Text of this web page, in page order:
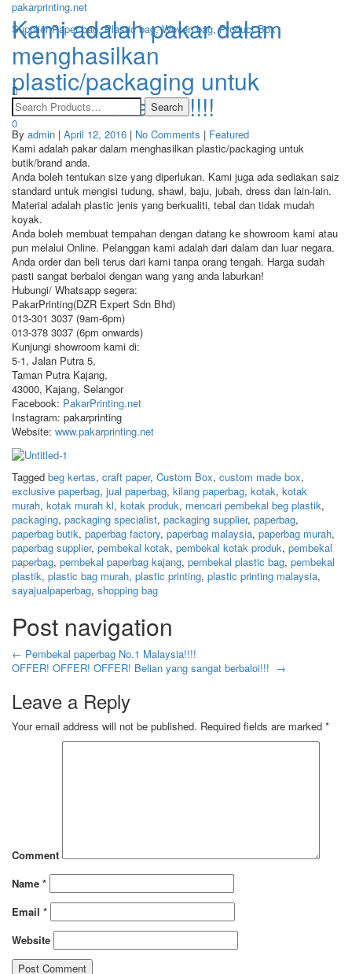
pakarprinting.net
Supplier Paper bag, Plastic bag, Woven bag, Product Box
0
Kami adalah pakar dalam
menghasilkan
plastic/packaging untuk
butik/brand anda!!!!
By admin | April 12, 2016 | No Comments | Featured
Kami adalah pakar dalam menghasilkan plastic/packaging untuk
butik/brand anda.
Anda boleh tentukan size yang diperlukan. Kami juga ada sediakan saiz
standard untuk mengisi tudung, shawl, baju, jubah, dress dan lain-lain.
Material adalah plastic jenis yang berkualiti, tebal dan tidak mudah
koyak.
Anda boleh membuat tempahan dengan datang ke showroom kami atau
pun melalui Online. Pelanggan kami adalah dari dalam dan luar negara.
Anda order dan beli terus dari kami tanpa orang tengah. Harga sudah
pasti sangat berbaloi dengan wang yang anda laburkan!
Hubungi/ Whatsapp segera:
PakarPrinting(DZR Expert Sdn Bhd)
013-301 3037 (9am-6pm)
013-378 3037 (6pm onwards)
Kunjungi showroom kami di:
5-1, Jalan Putra 5,
Taman Putra Kajang,
43000, Kajang, Selangor
Facebook: PakarPrinting.net
Instagram: pakarprinting
Website: www.pakarprinting.net
Tagged beg kertas, craft paper, Custom Box, custom made box,
exclusive paperbag, jual paperbag, kilang paperbag, kotak, kotak
murah, kotak murah kl, kotak produk, mencari pembekal beg plastik,
packaging, packaging specialist, packaging supplier, paperbag,
paperbag butik, paperbag factory, paperbag malaysia, paperbag murah,
paperbag supplier, pembekal kotak, pembekal kotak produk, pembekal
paperbag, pembekal paperbag kajang, pembekal plastic bag, pembekal
plastik, plastic bag murah, plastic printing, plastic printing malaysia,
sayajualpaperbag, shopping bag
Post navigation
← Pembekal paperbag No.1 Malaysia!!!!
OFFER! OFFER! OFFER! Belian yang sangat berbaloi!!! →
Leave a Reply
Your email address will not be published. Required fields are marked *
Comment
Name *
Email *
Website